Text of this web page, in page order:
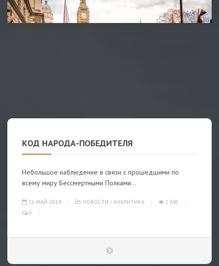
КОД НАРОДА-ПОБЕДИТЕЛЯ
Небольшое наблюдение в связи с прошедшими по
всему миру Бессмертными Полками…
11-МАЙ-2019 НОВОСТИ / АНАЛИТИКА
2 695
0